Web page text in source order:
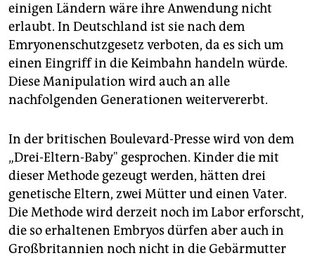
einigen Ländern wäre ihre Anwendung nicht
erlaubt. In Deutschland ist sie nach dem
Emryonenschutzgesetz verboten, da es sich um
einen Eingriff in die Keimbahn handeln würde.
Diese Manipulation wird auch an alle
nachfolgenden Generationen weitervererbt.
In der britischen Boulevard-Presse wird von dem
„Drei-Eltern-Baby" gesprochen. Kinder die mit
dieser Methode gezeugt werden, hätten drei
genetische Eltern, zwei Mütter und einen Vater.
Die Methode wird derzeit noch im Labor erforscht,
die so erhaltenen Embryos dürfen aber auch in
Großbritannien noch nicht in die Gebärmutter